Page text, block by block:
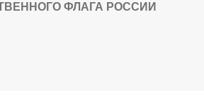
ФЛАГА РОССИИ